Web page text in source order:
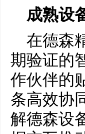
成熟设
在德森
期验证的
作伙伴的
条高效协
解德森设